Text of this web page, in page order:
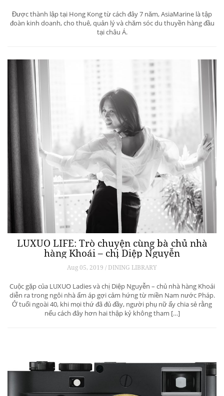
Được thành lập tại Hong Kong từ cách đây 7 năm, AsiaMarine là tập
đoàn kinh doanh, cho thuê, quản lý và chăm sóc du thuyền hàng đầu
tại châu Á.
LUXUO LIFE: Trò chuyện cùng bà chủ nhà
hàng Khoái – chị Diệp Nguyễn
Aug 05, 2019 / DINING LIBRARY
Cuộc gặp của LUXUO Ladies và chị Diệp Nguyễn – chủ nhà hàng Khoái
diễn ra trong ngôi nhà ấm áp gợi cảm hứng từ miền Nam nước Pháp.
Ở tuổi ngoài 40, khi mọi thứ đã đủ đầy, người phụ nữ ấy chia sẻ rằng
nếu cách đây hơn hai thập kỷ không tham […]